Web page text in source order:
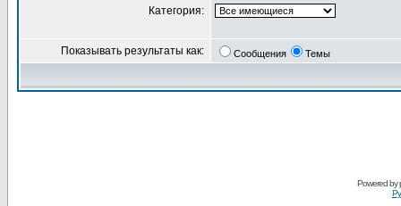
Категория:
Показывать результаты как: Сообщения Темы
Powered by